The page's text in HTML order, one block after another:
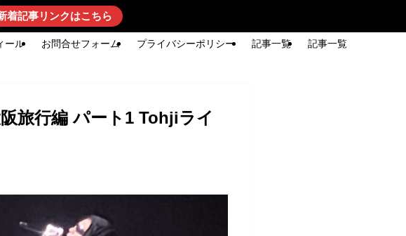
着記事リンクはこちら
ール お問合せフォーム プライバシーポリシー 記事一覧 記事一覧
旅行編 パート1 Tohjiライ